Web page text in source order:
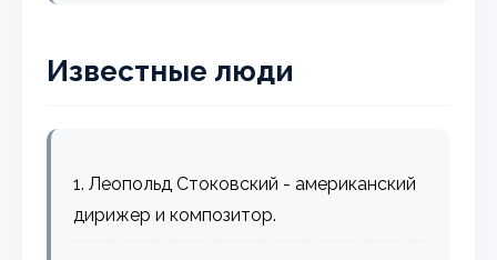
Известные люди
1. Леопольд Стоковский - американский
дирижер и композитор.